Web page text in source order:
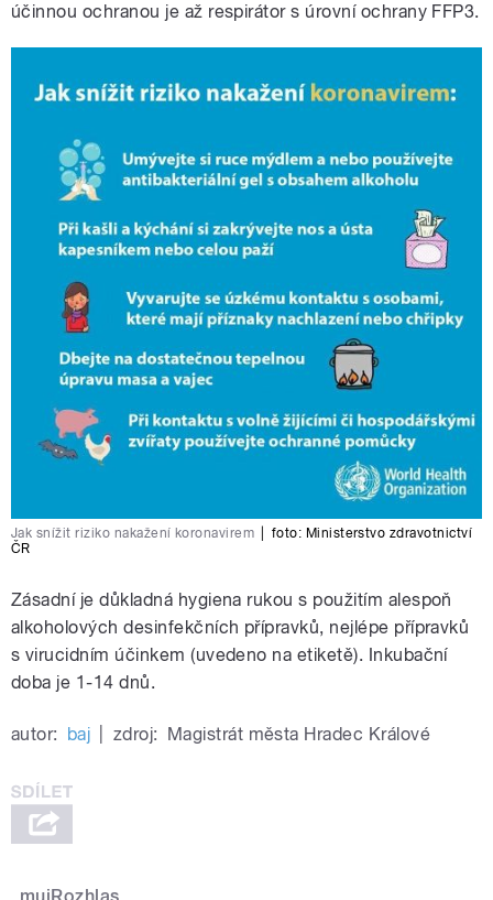
účinnou ochranou je až respirátor s úrovní ochrany FFP3.
Jak snížit riziko nakažení koronavirem foto: Ministerstvo zdravotnictví
ČR
Zásadní je důkladná hygiena rukou s použitím alespoň
alkoholových desinfekčních přípravků, nejlépe přípravků
s virucidním účinkem (uvedeno na etiketě). Inkubační
doba je 1-14 dnů.
autor: baj zdroj: Magistrát města Hradec Králové